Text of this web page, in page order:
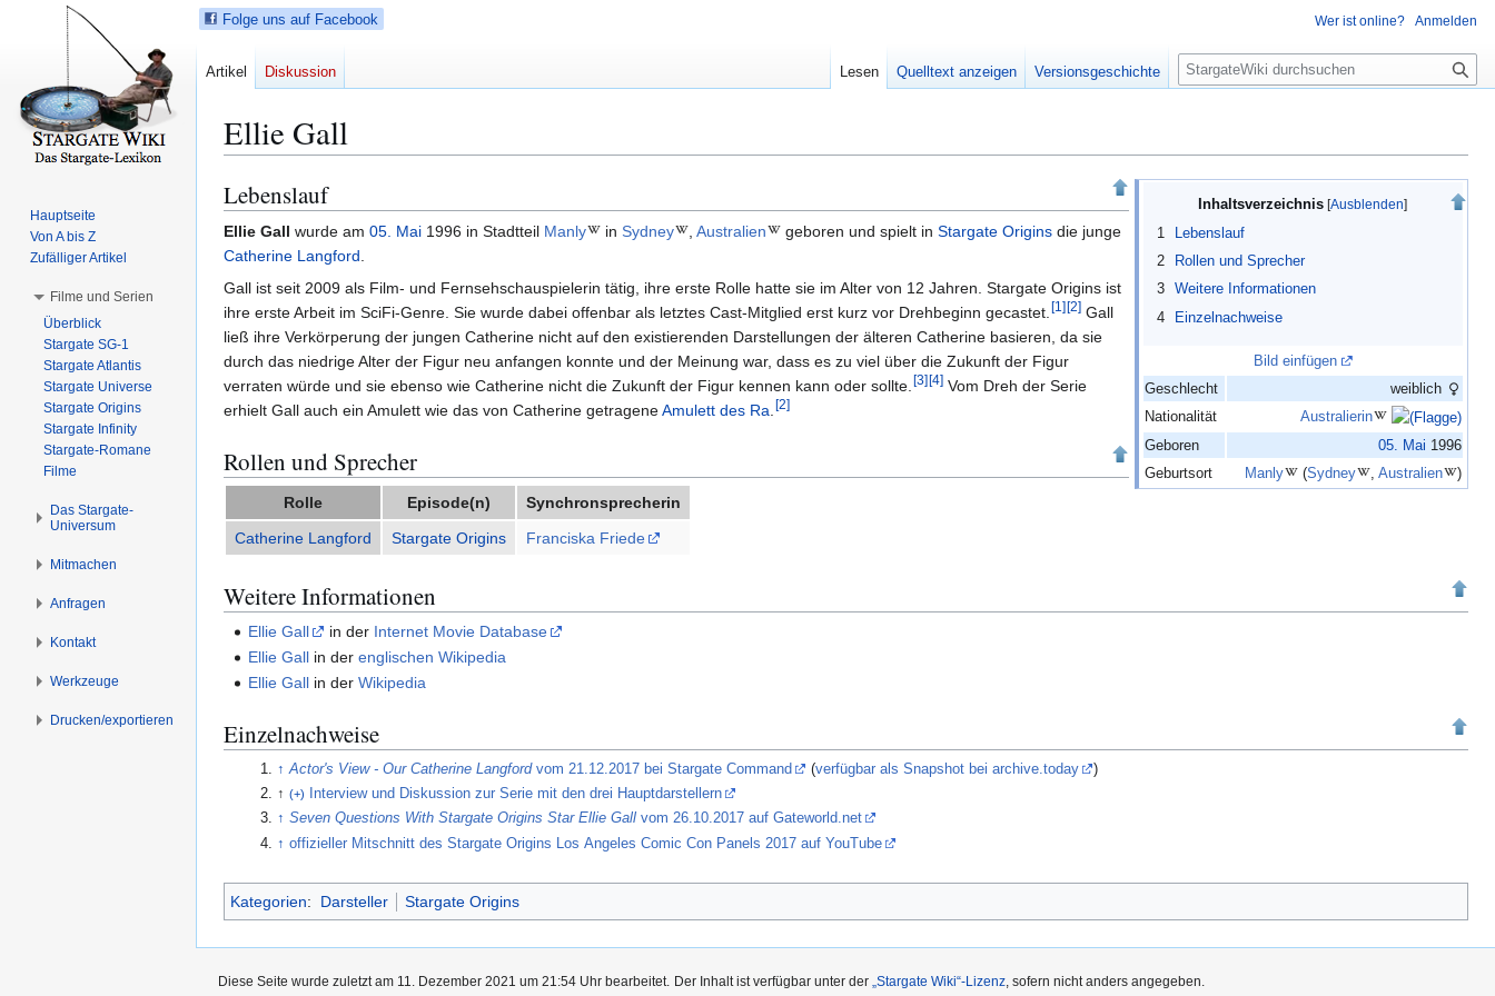
Ellie Gall
Z
u
r
N
a
v
i
g
a
t
o
n
r
n
Z
u
r
S
u
c
h
e
s
p
i
n
n
Inhaltsverzeichnis
1
Lebenslauf
2
Rollen und Sprecher
3
Weitere Informationen
4
Einzelnachweise
Bild einfügen
Geschlecht
weiblich
Nationalität
Australierin
Geboren
05. Mai 1996
Geburtsort
Manly (Sydney , Australien )
Lebenslauf
Ellie Gall wurde am 05. Mai 1996 in Stadtteil Manly in Sydney Australien geboren und spielt in Stargate Origins die junge
Catherine Langford
Gall ist seit 2009 als Film- und Fernsehschauspielerin tätig, ihre erste Rolle hatte sie im Alter von 12 Jahren. Stargate Origins ist
ihre erste Arbeit im SciFi-Genre. Sie wurde dabei offenbar als letztes Cast-Mitglied erst kurz vor Drehbeginn gecastet. [1 ] [2] Gall
ließ ihre Verkörperung der jungen Catherine nicht auf den existierenden Darstellungen der älteren Catherine basieren, da sie
durch das niedrige Alter der Figur neu anfangen konnte und der Meinung war, dass es zu viel über die Zukunft der Figur
verraten würde und sie ebenso wie Catherine nicht die Zukunft der Figur kennen kann oder sollte. [3] [4] Vom Dreh der Serie
erhielt Gall auch ein Amulett wie das von Catherine getrageneAmulett des Ra [2]
Rollen und Sprecher
Rolle Episode(n)
Synchronsprecherin
Catherine Langford
Stargate Origins Franciska Friede
Weitere Informationen
Ellie Gall in der Internet Movie Database
Ellie Gall in derenglischen Wikipedia
Ellie Gall in derWikipedia
Einzelnachweise
↑ Actor's View - Our Catherine Langfordvom 21.12.2017 bei Stargate Command (verfügbar als Snapshot bei archive.today
)
↑ (+)
Interview und Diskussion zur Serie mit den drei Hauptdarstellern
↑ Seven Questions With Stargate Origins Star Ellie Gallvom 26.10.2017 auf Gateworld.net
↑ offizieller Mitschnitt des Stargate Origins Los Angeles Comic Con Panels 2017 auf YouTube
Kategorien: Darsteller Stargate Origins
Folge uns auf Facebook Wer ist online? Anmelden
Artikel Diskussion Lesen Quelltext anzeigen Versionsgeschichte
S
u
e
Hauptseite
Von A bis Z
Zufälliger Artikel
Filme und Serien
Überblick
Stargate SG-1
Stargate Atlantis
Stargate Universe
Stargate Origins
Stargate Infinity
Stargate-Romane
Filme
Das Stargate-
Universum
Mitmachen
Anfragen
Kontakt
Werkzeuge
Drucken/­exportieren
Diese Seite wurde zuletzt am 11. Dezember 2021 um 21:54 Uhr bearbeitet. Der Inhalt ist verfügbar unter der „Stargate Wiki“-Lizenz, sofern nicht anders angegeben.